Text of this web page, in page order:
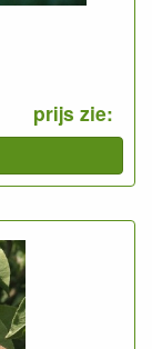
prijs zie: